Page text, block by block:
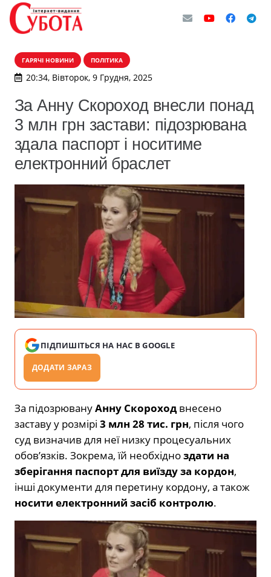
ГАРЯЧІ НОВИНИ ПОЛІТИКА
20:34, Вівторок, 9 Грудня, 2025
За Анну Скороход внесли понад
3 млн грн застави: підозрювана
здала паспорт і носитиме
електронний браслет
ПІДПИШІТЬСЯ НА НАС В GOOGLE
ДОДАТИ ЗАРАЗ
За підозрювануАнну Скороход внесено
заставу у розмірі 3 млн 28 тис. грн, після чого
суд визначив для неї низку процесуальних
обов’язків. Зокрема, їй необхідноздати на
зберігання паспорт для виїзду за кордон,
інші документи для перетину кордону, а також
носити електронний засіб контролю.